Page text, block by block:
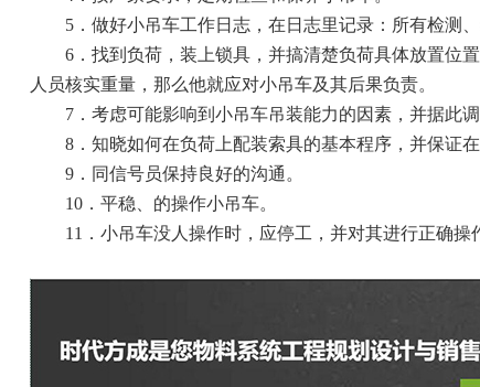
5．做好小吊车工作日志，在日志里记录：所有检测、
6．找到负荷，装上锁具，并搞清楚负荷具体放置位置
人员核实重量，那么他就应对小吊车及其后果负责。
7．考虑可能影响到小吊车吊装能力的因素，并据此调
8．知晓如何在负荷上配装索具的基本程序，并保证在
9．同信号员保持良好的沟通。
10．平稳、的操作小吊车。
11．小吊车没人操作时，应停工，并对其进行正确操